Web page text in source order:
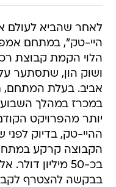
לאחר שהביא לעולם
היי-טק", במתחם
הלוי הקמת קבוצת
ושוק הון, שתסתער
אביב. בעלת המתחם,
במכרז במהלך
יותר מהפרויקט
ההיי-טק, בדיוק
הקבוצה קרקע במתחם
בכ-50 מיליון
בבקשה להצטרף